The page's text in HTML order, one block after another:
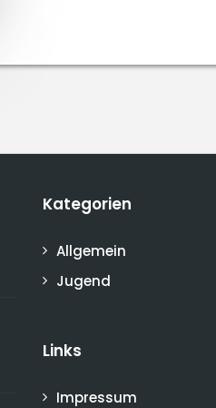
Kategorien
Allgemein
Jugend
Links
Impressum